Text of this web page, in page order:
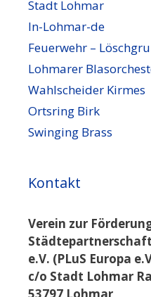
Stadt Lohmar
In-Lohmar-de
Feuerwehr –
Lohmarer
Wahlscheider Kirmes
Ortsring Birk
Swinging Brass
Kontakt
Verein zur
e.V. (PLuS Europa
c/o Stadt Lohmar
53797 Lohmar